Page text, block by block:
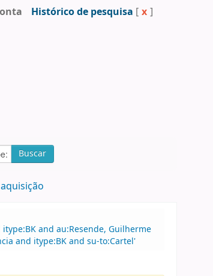
Histórico de pesquisa [ x ]
Buscar
and au:Resende, Guilherme
and itype:BK and su-to:Cartel'